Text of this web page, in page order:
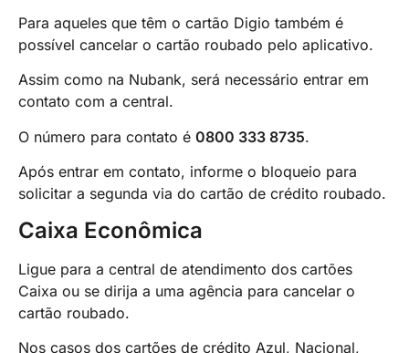
Para aqueles que têm o cartão Digio também é
possível cancelar o cartão roubado pelo aplicativo.
Assim como na Nubank, será necessário entrar em
contato com a central.
O número para contato é 0800 333 8735.
Após entrar em contato, informe o bloqueio para
solicitar a segunda via do cartão de crédito roubado.
Caixa Econômica
Ligue para a central de atendimento dos cartões
Caixa ou se dirija a uma agência para cancelar o
cartão roubado.
Nos casos dos cartões de crédito Azul, Nacional,